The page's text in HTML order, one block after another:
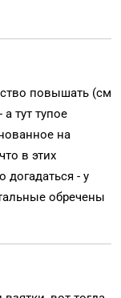
повышать (см
а тут тупое
на
в этих
догадаться - у
обречены